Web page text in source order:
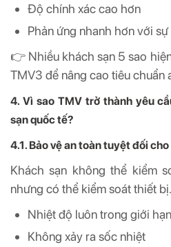
Độ chính xác cao hơn
Phản ứng nhanh hơn với sự
👉 Nhiều khách sạn 5 sao
TMV3 để nâng cao tiêu chuẩn
4. Vì sao TMV trở thành yêu
sạn quốc tế?
4.1. Bảo vệ an toàn tuyệt đối
Khách sạn không thể kiểm
nhưng có thể kiểm soát thiết
Nhiệt độ luôn trong giới
Không xảy ra sốc nhiệt